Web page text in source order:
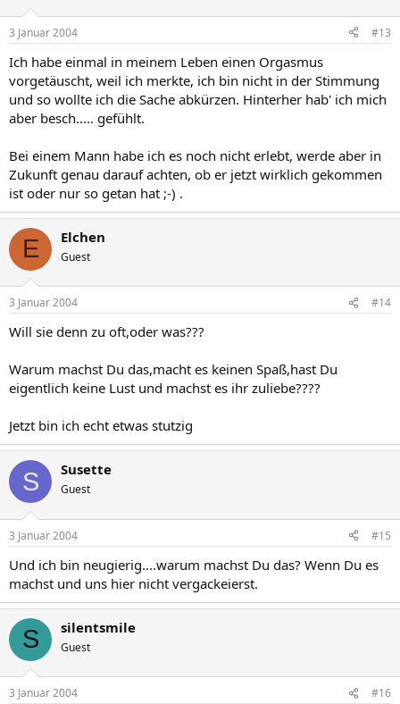
3 Januar 2004 #13
Ich habe einmal in meinem Leben einen Orgasmus
vorgetäuscht, weil ich merkte, ich bin nicht in der Stimmung
und so wollte ich die Sache abkürzen. Hinterher hab' ich mich
aber besch..... gefühlt.
Bei einem Mann habe ich es noch nicht erlebt, werde aber in
Zukunft genau darauf achten, ob er jetzt wirklich gekommen
ist oder nur so getan hat ;-) .
E Elchen
Guest
3 Januar 2004 #14
Will sie denn zu oft,oder was???
Warum machst Du das,macht es keinen Spaß,hast Du
eigentlich keine Lust und machst es ihr zuliebe????
Jetzt bin ich echt etwas stutzig
S Susette
Guest
3 Januar 2004 #15
Und ich bin neugierig....warum machst Du das? Wenn Du es
machst und uns hier nicht vergackeierst.
S silentsmile
Guest
3 Januar 2004 #16